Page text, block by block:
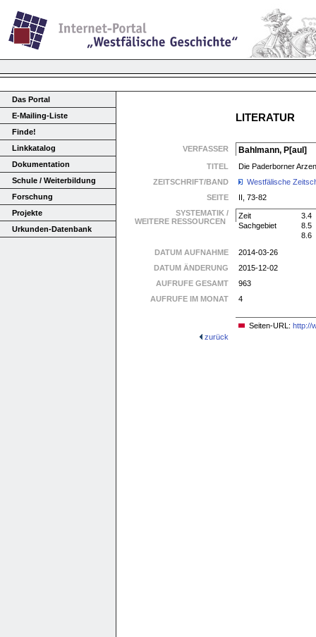
Das Portal
E-Mailing-Liste
Finde!
Linkkatalog
Dokumentation
Schule / Weiterbildung
Forschung
Projekte
Urkunden-Datenbank
LITERATUR
VERFASSER Bahlmann, P[aul]
TITEL
Die Paderborner
ZEITSCHRIFT/BAND
Westfälische
SEITE
II, 73-82
SYSTEMATIK /
WEITERE RESSOURCEN
Zeit
3.4
Sachgebiet
8.5
8.6
DATUM AUFNAHME
2014-03-26
DATUM ÄNDERUNG
2015-12-02
AUFRUFE GESAMT
963
AUFRUFE IM MONAT
4
Seiten-URL: http://
zurück